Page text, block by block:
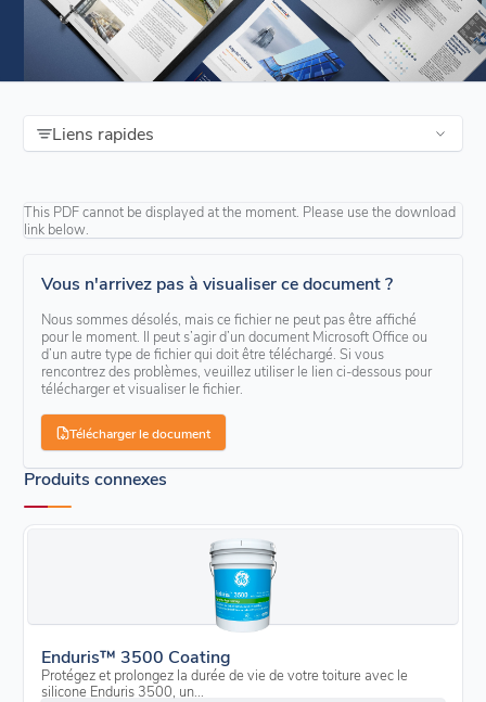
Liens rapides
This PDF cannot be displayed at the moment. Please use the download
link below.
Vous n'arrivez pas à visualiser ce document ?
Nous sommes désolés, mais ce fichier ne peut pas être affiché
pour le moment. Il peut s’agir d’un document Microsoft Office ou
d’un autre type de fichier qui doit être téléchargé. Si vous
rencontrez des problèmes, veuillez utiliser le lien ci-dessous pour
télécharger et visualiser le fichier.
Télécharger le document
Produits connexes
Enduris™ 3500 Coating
Protégez et prolongez la durée de vie de votre toiture avec le
silicone Enduris 3500, un...